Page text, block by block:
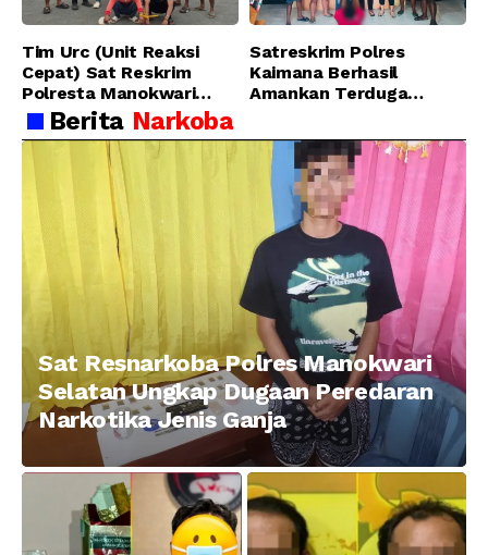
Tim Urc (Unit Reaksi
Cepat) Sat Reskrim
Polresta Manokwari
Berhasil Tangkap 2
Pelaku Pengeroyokan di
Taman Ria kab.
Manokwari
Satreskrim Polres
Kaimana Berhasil
Amankan Terduga
Menggunakan Senjata
Tajam
Berita Narkoba
Sat Resnarkoba Polres Manokwari
Selatan Ungkap Dugaan Peredaran
Narkotika Jenis Ganja